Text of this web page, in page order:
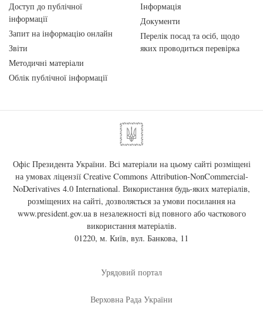
Доступ до публічної
інформації
Запит на інформацію онлайн
Звіти
Методичні матеріали
Облік публічної інформації
Інформація
Документи
Перелік посад та осіб, щодо
яких проводиться перевірка
Офіс Президента України. Всі матеріали на цьому сайті розміщені
на умовах ліцензії Creative Commons Attribution-NonCommercial-
NoDerivatives 4.0 International. Використання будь-яких матеріалів,
розміщених на сайті, дозволяється за умови посилання на
www.president.gov.uaв незалежності від повного або часткового
використання матеріалів.
01220, м. Київ, вул. Банкова, 11
Урядовий портал
Верховна Рада України